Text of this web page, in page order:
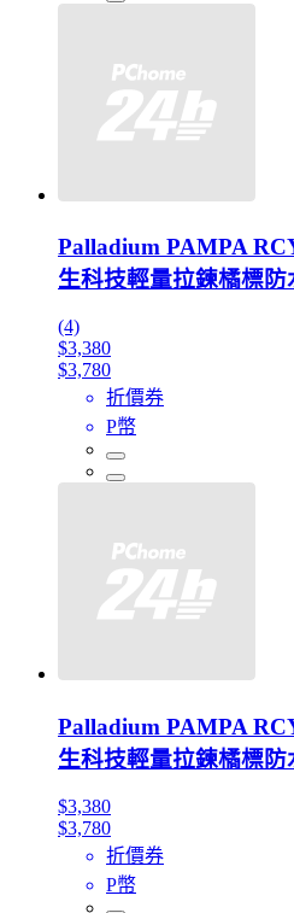
Palladium PAMPA
生科技輕量拉鍊橘標防
(4)
$3,380
$3,780
折價券
P幣
Palladium PAMPA
生科技輕量拉鍊橘標
$3,380
$3,780
折價券
P幣